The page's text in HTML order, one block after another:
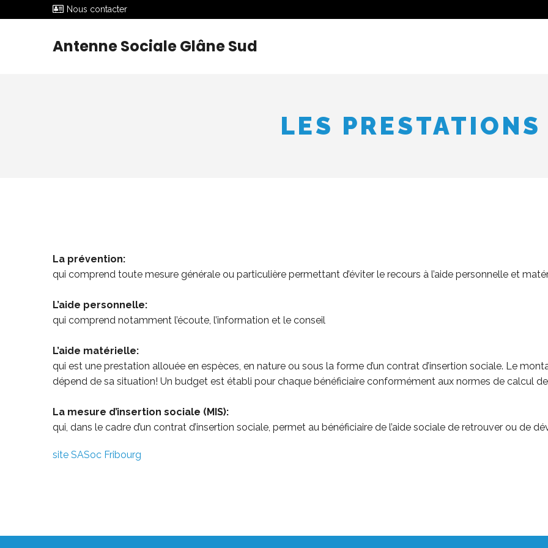
Nous contacter
Antenne Sociale Glâne Sud
LES PRESTATIONS
La prévention:
qui comprend toute mesure générale ou particulière permettant d’éviter le recours à l’aide personnelle et
L’aide personnelle:
qui comprend notamment l’écoute, l’information et le conseil
L’aide matérielle:
qui est une prestation allouée en espèces, en nature ou sous la forme d’un contrat d’insertion sociale. Le
dépend de sa situation! Un budget est établi pour chaque bénéficiaire conformément aux normes de calcul de
La mesure d’insertion sociale (MIS):
qui, dans le cadre d’un contrat d’insertion sociale, permet au bénéficiaire de l’aide sociale de retrouver ou de
site SASoc Fribourg